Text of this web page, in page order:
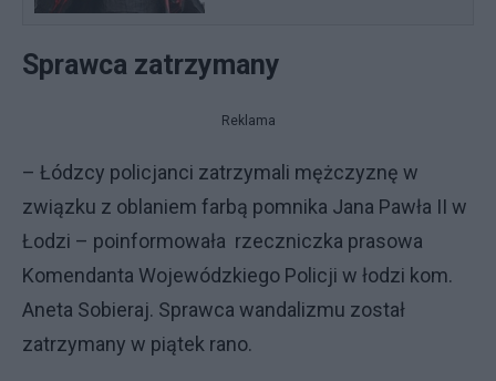
Sprawca zatrzymany
Reklama
– Łódzcy policjanci zatrzymali mężczyznę w
związku z oblaniem farbą pomnika Jana Pawła II w
Łodzi – poinformowała rzeczniczka prasowa
Komendanta Wojewódzkiego Policji w łodzi kom.
Aneta Sobieraj. Sprawca wandalizmu został
zatrzymany w piątek rano.